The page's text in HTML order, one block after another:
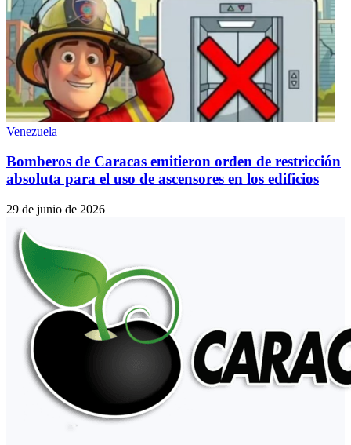
Venezuela
Bomberos de Caracas emitieron orden de restricción
absoluta para el uso de ascensores en los edificios
29 de junio de 2026